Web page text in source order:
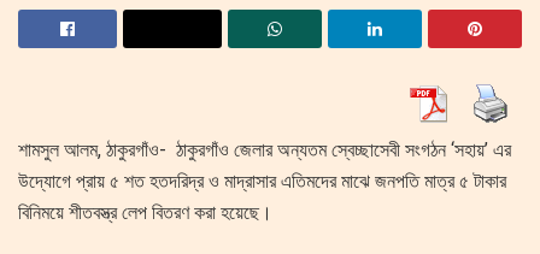
শামসুল আলম, ঠাকুরগাঁও- ঠাকুরগাঁও জেলার অন্যতম স্বেচ্ছাসেবী সংগঠন ‘সহায়’ এর
উদ্যোগে প্রায় ৫ শত হতদরিদ্র ও মাদ্রাসার এতিমদের মাঝে জনপতি মাত্র ৫ টাকার
বিনিময়ে শীতবস্ত্র লেপ বিতরণ করা হয়েছে।